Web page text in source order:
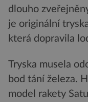
dlouho
je originální
která dopravila
Tryska musela
bod tání železa.
model rakety